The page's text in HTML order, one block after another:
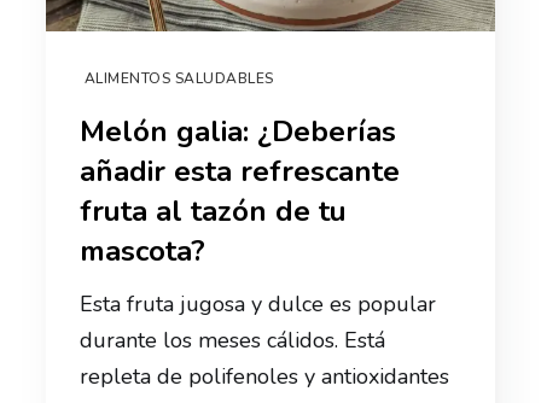
ALIMENTOS SALUDABLES
Melón galia: ¿Deberías
añadir esta refrescante
fruta al tazón de tu
mascota?
Esta fruta jugosa y dulce es popular
durante los meses cálidos. Está
repleta de polifenoles y antioxidantes